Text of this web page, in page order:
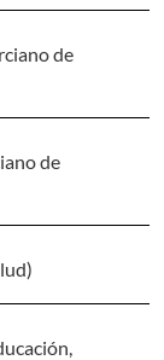
de
de